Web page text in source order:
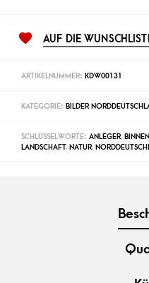
AUF DIE
ARTIKELNUMMER: KDW00131
KATEGORIE: BILDER
SCHLÜSSELWORTE: ANLEGER,
LANDSCHAFT, NATUR,